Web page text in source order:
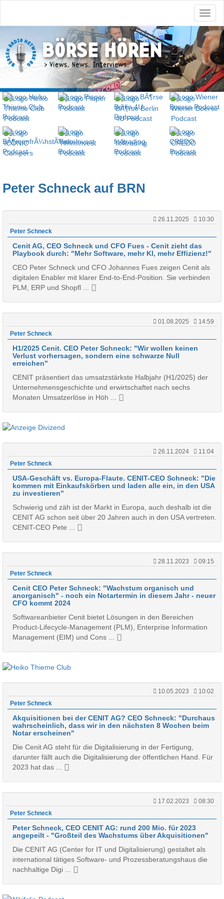
Peter Schneck auf BRN
26.11.2025
10:30
Peter Schneck
Cenit AG, CEO Schneck und CFO Fues - Cenit zieht das
Playbook durch: "Mehr Software, mehr KI, mehr Effizienz!"
CEO Peter Schneck und CFO Johannes Fues zeigen Cenit als
digitalen Enabler mit klarer End-to-End-Position. Sie verbinden
PLM, ERP und Shopfl ...
01.08.2025
14:59
Peter Schneck
H1/2025 Cenit. CEO Peter Schneck: "Wir wollen keinen
Verlust vorhersagen, sondern eine schwarze Null
erreichen"
CENIT präsentiert das umsatzstärkste Halbjahr (H1/2025) der
Unternehmensgeschichte und erwirtschaftet nach sechs
Monaten Umsatzerlöse in Höh ...
26.11.2024
11:04
Peter Schneck
USA-Geschäft vs. Europa-Flaute. CENIT-CEO Schneck: "Die
kommen mit Einkaufskörben und laden alle ein, in den USA
zu investieren"
Schwierig und zäh ist der Markt in Europa, auch deshalb ist die
CENIT AG schon seit über 20 Jahren auch in den USA vertreten.
CENIT-CEO Pete ...
28.11.2023
09:15
Peter Schneck
Cenit CEO Peter Schneck: "Wachstum organisch und
anorganisch" - noch ein Notartermin in diesem Jahr - neuer
CFO kommt 2024
Softwareanbieter Cenit bietet Lösungen in den Bereichen
Product-Lifecycle-Management (PLM), Enterprise Information
Management (EIM) und Cons ...
10.05.2023
10:02
Peter Schneck
Akquisitionen bei der CENIT AG? CEO Schneck: "Durchaus
wahrscheinlich, dass wir in den nächsten 8 Wochen beim
Notar erscheinen"
Die Cenit AG steht für die Digitalisierung in der Fertigung,
darunter fällt auch die Digitalisierung der öffentlichen Hand. Für
2023 hat das ...
17.02.2023
08:30
Peter Schneck
Peter Schneck, CEO CENIT AG: rund 200 Mio. für 2023
angepeilt - "Großteil des Wachstums über Akquisitionen"
Die CENIT AG (Center for IT und Digitalisierung) gestaltet als
international tätiges Software- und Prozessberatungshaus die
nachhaltige Digi ...